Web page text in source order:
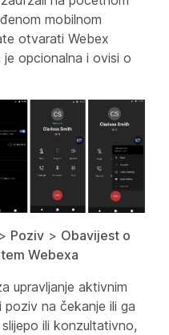
mobilnom
otvarati Webex
opcionalna i ovisi o
> Poziv > Obavijest o
Webexa
upravljanje aktivnim
na čekanje ili ga
ili konzultativno,